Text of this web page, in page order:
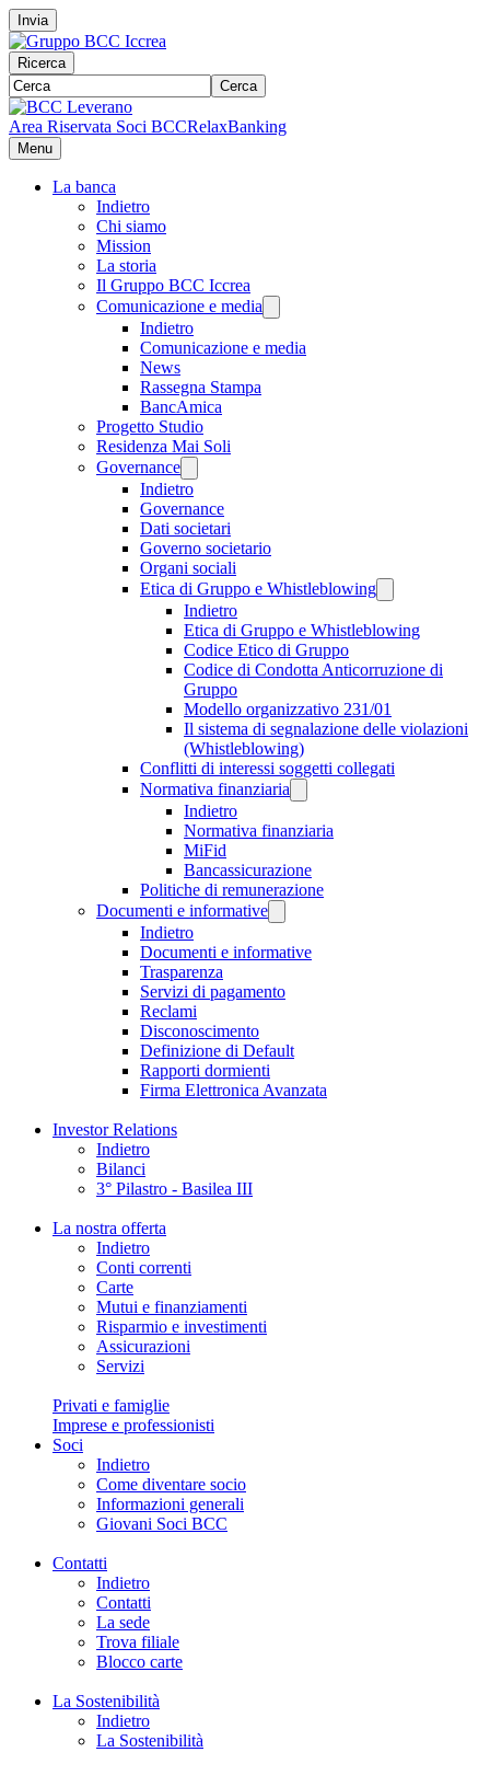
Invia
Ricerca
Cerca
Area Riservata Soci BCCRelaxBanking
Menu
La banca
Indietro
Chi siamo
Mission
La storia
Il Gruppo BCC Iccrea
Comunicazione e media
Indietro
Comunicazione e media
News
Rassegna Stampa
BancAmica
Progetto Studio
Residenza Mai Soli
Governance
Indietro
Governance
Dati societari
Governo societario
Organi sociali
Etica di Gruppo e Whistleblowing
Indietro
Etica di Gruppo e Whistleblowing
Codice Etico di Gruppo
Codice di Condotta Anticorruzione di
Gruppo
Modello organizzativo 231/01
Il sistema di segnalazione delle violazioni
(Whistleblowing)
Conflitti di interessi soggetti collegati
Normativa finanziaria
Indietro
Normativa finanziaria
MiFid
Bancassicurazione
Politiche di remunerazione
Documenti e informative
Indietro
Documenti e informative
Trasparenza
Servizi di pagamento
Reclami
Disconoscimento
Definizione di Default
Rapporti dormienti
Firma Elettronica Avanzata
Investor Relations
Indietro
Bilanci
3° Pilastro - Basilea III
La nostra offerta
Indietro
Conti correnti
Carte
Mutui e finanziamenti
Risparmio e investimenti
Assicurazioni
Servizi
Privati e famiglie
Imprese e professionisti
Soci
Indietro
Come diventare socio
Informazioni generali
Giovani Soci BCC
Contatti
Indietro
Contatti
La sede
Trova filiale
Blocco carte
La Sostenibilità
Indietro
La Sostenibilità